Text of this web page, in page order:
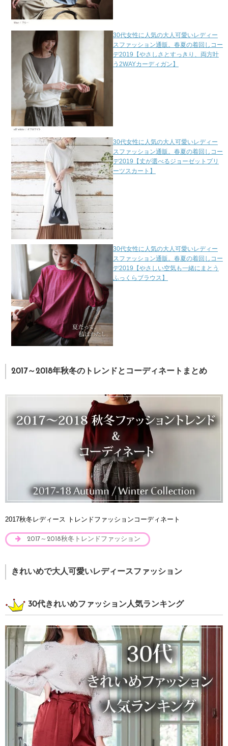
30代女性に人気の大人可愛いレディー
スファッション通販。春夏の着回しコー
デ2019【やさしさとすっきり、両方叶
う2WAYカーディガン】
30代女性に人気の大人可愛いレディー
スファッション通販。春夏の着回しコー
デ2019【丈が選べるジョーゼットプリ
ーツスカート】
30代女性に人気の大人可愛いレディー
スファッション通販。春夏の着回しコー
デ2019【やさしい空気も一緒にまとう
ふっくらブラウス】
2017～2018年秋冬のトレンドとコーディネートまとめ
2017秋冬レディース トレンドファッションコーディネート
2017～2018秋冬トレンドファッション
きれいめで大人可愛いレディースファッション
30代きれいめファッション人気ランキング